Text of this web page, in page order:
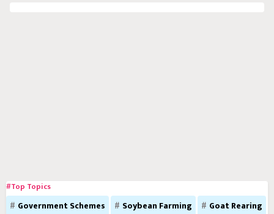
#Top Topics
Government Schemes Soybean Farming
Goat Rearing